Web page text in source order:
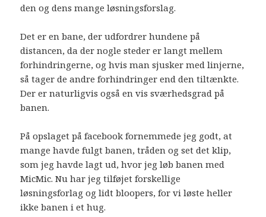
den og dens mange løsningsforslag.
Det er en bane, der udfordrer hundene på
distancen, da der nogle steder er langt mellem
forhindringerne, og hvis man sjusker med linjerne,
så tager de andre forhindringer end den tiltænkte.
Der er naturligvis også en vis sværhedsgrad på
banen.
På opslaget på facebook fornemmede jeg godt, at
mange havde fulgt banen, tråden og set det klip,
som jeg havde lagt ud, hvor jeg løb banen med
MicMic. Nu har jeg tilføjet forskellige
løsningsforlag og lidt bloopers, for vi løste heller
ikke banen i et hug.